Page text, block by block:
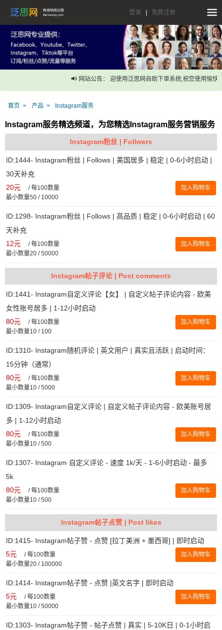
登录 免费注册
网站公告： 迎使用泛思网自助下单系统,祝您使用愉快！
首页 产品 Instagram服务
Instagram服务精选频道，为您精选Instagram服务营销服务
Instagram粉丝 | Follwers
ID:1444- Instagram粉丝 | Follows | 美国居多 | 稳定 | 0-6小时启动 |
30天补充
20元 /每100数量
最小数量50 / 10000
加入购物车
ID:1298- Instagram粉丝 | Follows | 高品质 | 稳定 | 0-6小时启动 | 60
天补充
12元 /每100数量
最小数量20 / 50000
加入购物车
Instagram帖子评论 | Post comments
ID:1441- Instagram自定义评论【女】 | 自定义帖子评论内容 - 欧美
女性账号居多 | 1-12小时启动
80元 /每100数量
最小数量10 / 100
加入购物车
ID:1310- Instagram随机评论 | 英文用户 | 真实且活跃 | 启动时间：
15分钟（通常）
80元 /每100数量
最小数量10 / 5000
加入购物车
ID:1309- Instagram自定义评论 | 自定义帖子评论内容 - 欧美账号居
多 | 1-12小时启动
80元 /每100数量
最小数量10 / 500
加入购物车
ID:1307- Instagram 自定义评论 - 速度 1k/天 - 1-6小时启动 - 最多
5k
80元 /每100数量
最小数量10 / 500
加入购物车
Instagram帖子点赞 | Post likes
ID:1415- Instagram帖子赞 - 点赞 [拉丁美洲 + 墨西哥] | 即时启动
5元 /每100数量
最小数量20 / 100000
加入购物车
ID:1414- Instagram帖子赞 - 点赞 |英文名字 | 即时启动
5元 /每100数量
最小数量10 / 50000
加入购物车
ID:1303- Instagram帖子赞 - 帖子点赞 | 真实 | 5-10K日 | 0-1小时启